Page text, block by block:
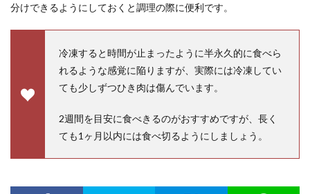
分けできるようにしておくと調理の際に便利です。
冷凍すると時間が止まったように半永久的に食べら
れるような感覚に陥りますが、実際には冷凍してい
ても少しずつひき肉は傷んでいます。
2週間を目安に食べきるのがおすすめですが、長く
ても1ヶ月以内には食べ切るようにしましょう。